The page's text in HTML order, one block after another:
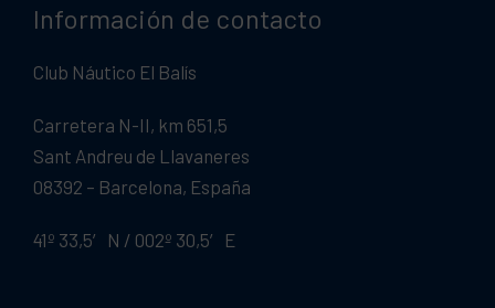
Información de contacto
Club Náutico El Balís
Carretera N-II, km 651,5
Sant Andreu de Llavaneres
08392 – Barcelona, España
41º 33,5′ N / 002º 30,5′ E